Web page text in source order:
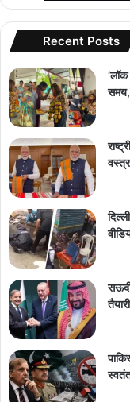
Recent Posts
‘लॉक
समय,